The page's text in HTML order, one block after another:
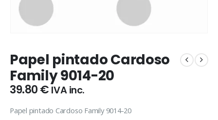
Papel pintado Cardoso
Family 9014-20
39.80€ IVA inc.
Papel pintado Cardoso Family 9014-20